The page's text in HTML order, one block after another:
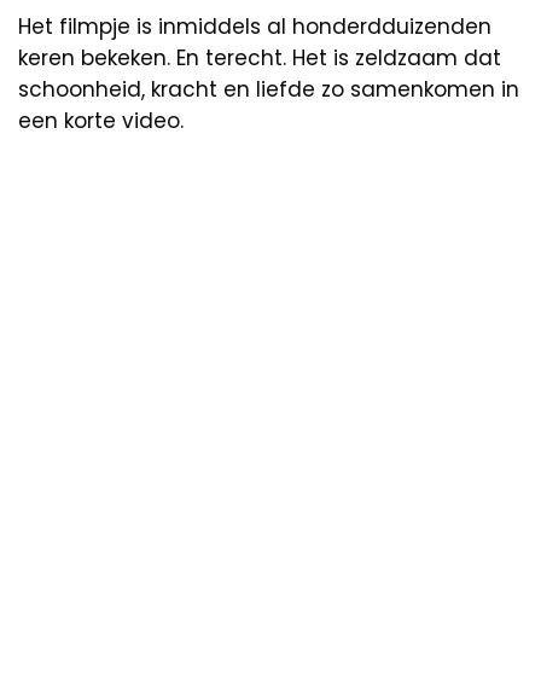
Het filmpje is inmiddels al honderdduizenden
keren bekeken. En terecht. Het is zeldzaam dat
schoonheid, kracht en liefde zo samenkomen in
een korte video.